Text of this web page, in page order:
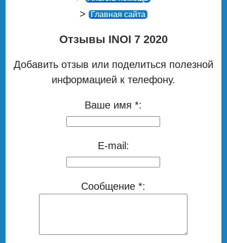
> Главная сайта
Отзывы INOI 7 2020
Добавить отзыв или поделиться полезной
информацией к телефону.
Ваше имя *:
E-mail:
Сообщение *: